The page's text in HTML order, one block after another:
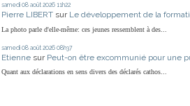
samedi 08 août 2026 11h22
Pierre LIBERT sur Le développement de la
La photo parle d'elle-même: ces jeunes ressemblent à des...
samedi 08 août 2026 08h37
Etienne sur Peut-on être excommunié pour une
Quant aux déclarations en sens divers des déclarés cathos...